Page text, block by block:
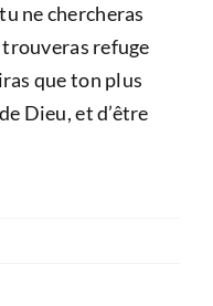
ne chercheras
refuge
que ton plus
Dieu, et d’être